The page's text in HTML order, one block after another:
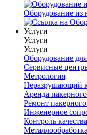
Оборудование из
Услуги
Услуги
Услуги
Оборудование
Сервисные
Метрология
Неразрушающий
Аренда
Ремонт
Инженерное
Контроль качества
Металлообработка